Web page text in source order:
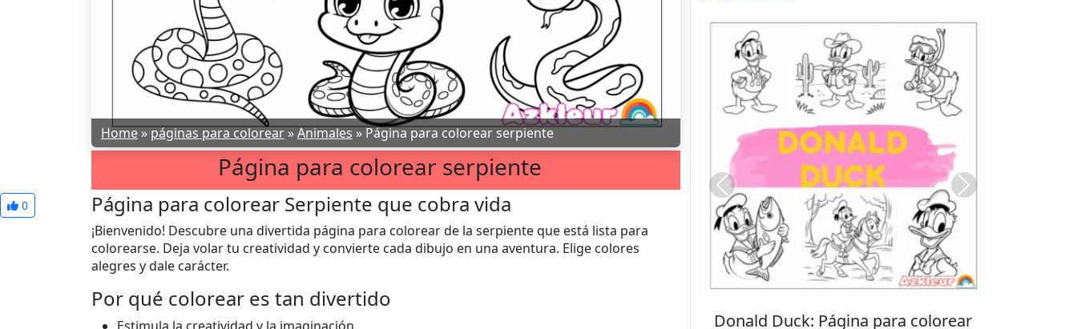
Home»páginas para colorear»Animales»Página para colorear serpiente
Página para colorear serpiente
0 Página para colorear Serpiente que cobra vida
¡Bienvenido! Descubre una divertida página para colorear de la serpiente que está lista para
colorearse. Deja volar tu creatividad y convierte cada dibujo en una aventura. Elige colores
alegres y dale carácter.
Por qué colorear es tan divertido
Donald Duck: Página para colorear Stitch: Página para colorear
Previous Next